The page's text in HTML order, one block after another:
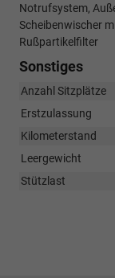
Notrufsystem,
Scheibenwischer
Rußpartikelfilter
Sonstiges
Anzahl Sitzplätze
Erstzulassung
Kilometerstand
Leergewicht
Stützlast